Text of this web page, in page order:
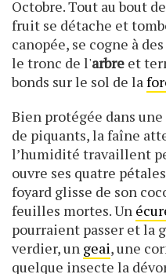
Octobre. Tout au bout
fruit se détache et
canopée, se cogne à
le tronc de l'arbre et
bonds sur le sol de la
Bien protégée dans
de piquants, la faîne
l’humidité travaillent
ouvre ses quatre
foyard glisse de son
feuilles mortes. Un
pourraient passer et la
verdier, un geai, une
quelque insecte la